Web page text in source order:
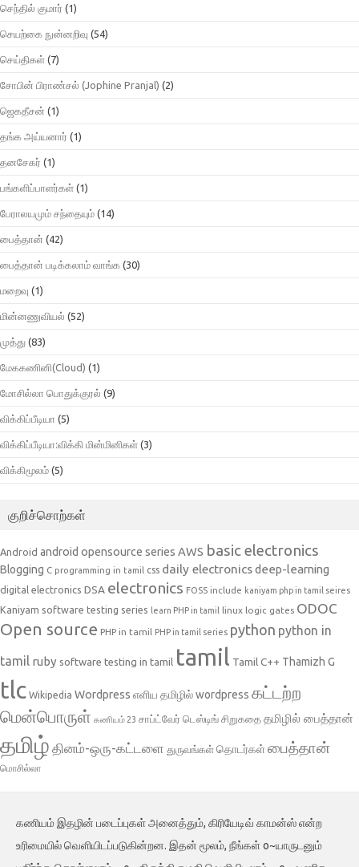
செந்தில் குமார் (1)
செயற்கை நுன்னறிவு (54)
செய்திகள் (7)
சோபின் பிராண்சல் (Jophine Pranjal) (2)
ஜெகதீசன் (1)
தங்க அய்யனார் (1)
தனசேகர் (1)
பங்களிப்பாளர்கள் (1)
பேராலயமும் சந்தையும் (14)
பைத்தான் (42)
பைத்தான் படிக்கலாம் வாங்க (30)
மறைவு (1)
மின்னணுவியல் (52)
முத்து (83)
மேககணினி(Cloud) (1)
மோசில்லா பொதுக்குரல் (9)
விக்கிப்பீடியா (5)
விக்கிப்பீடியா:விக்கி மின்மினிகள் (3)
விக்கிமூலம் (5)
குறிச்சொற்கள்
Android android opensource series AWS basic electronics
Blogging C programming in tamil css daily electronicsdeep-learning
digital electronics DSA electronics FOSS include kaniyam php in tamil seires
Kaniyam software testing series learn PHP in tamil linux logic gates ODOC
Open source PHP in tamil PHP in tamil series python python in
tamil ruby software testing in tamil tamil Tamil C++ Thamizh G
tlc Wikipedia Wordpress எளிய தமிழில் wordpress கட்டற்ற
மென்பொருள் கணியம் 23 சாப்ட்வேர் டெஸ்டிங் சிறுகதை தமிழில் பைத்தான்
தமிழ் தினம்-ஒரு-கட்டளை துருவங்கள் தொடர்கள்பைத்தான்
மொசில்லா
கணியம் இதழின் படைப்புகள் அனைத்தும், கிரியேடிவ் காமன்ஸ் என்ற
உரிமையில் வெளியிடப்படுகின்றன. இதன் மூலம், நீங்கள் o~யாருடனும்